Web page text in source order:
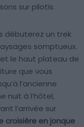
sur pilotis.
débuterez un trek
somptueux.
le haut plateau de
que vous
l’ancienne
nuit à l’hôtel,
l’arrivée sur
croisière en jonque